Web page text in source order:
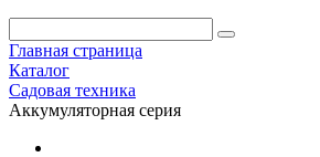
Главная страница
Каталог
Садовая техника
Аккумуляторная серия